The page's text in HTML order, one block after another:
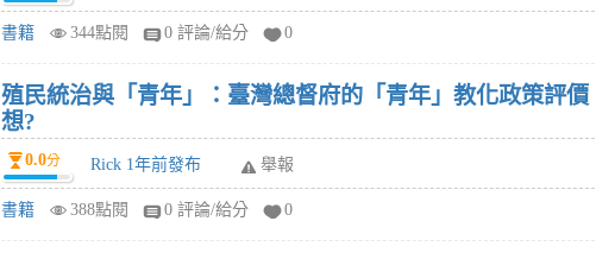
書籍 344點閱 0 評論/給分 0
殖民統治與「青年」：臺灣總督府的「青年」教化政策評
想?
0.0分 Rick 1年前發布 舉報
書籍 388點閱 0 評論/給分 0